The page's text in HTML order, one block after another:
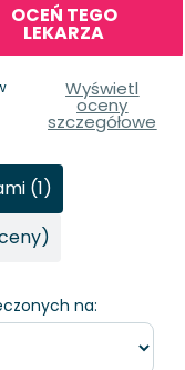
OCEŃ TEGO
LEKARZA
Wyświetl
oceny
szczegółowe
na:
(1)